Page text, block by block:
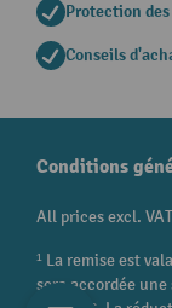
Protection
Conseils
Conditions
All prices excl.
¹ La remise est
sera accordée